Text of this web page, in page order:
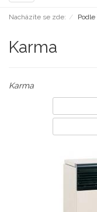
navigation
Nacházíte se zde:
Karma
Karma